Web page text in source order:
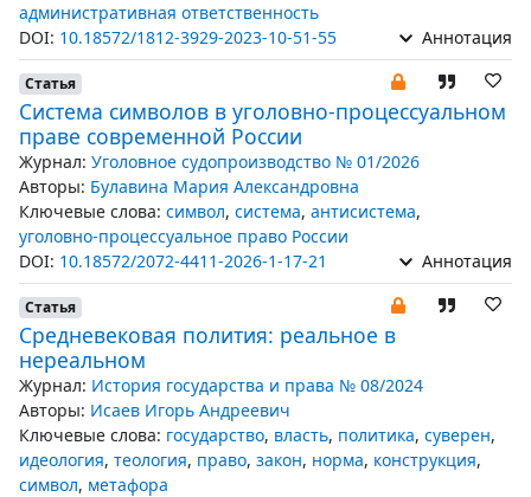
административная ответственность
DOI: 10.18572/1812-3929-2023-10-51-55 Аннотация
Статья
Система символов в уголовно-процессуальном
праве современной России
Журнал: Уголовное судопроизводство № 01/2026
Авторы: Булавина Мария Александровна
Ключевые слова: символ, система, антисистема,
уголовно-процессуальное право России
DOI: 10.18572/2072-4411-2026-1-17-21 Аннотация
Статья
Средневековая полития: реальное в
нереальном
Журнал: История государства и права № 08/2024
Авторы: Исаев Игорь Андреевич
Ключевые слова: государство, власть, политика, суверен,
идеология, теология, право, закон, норма, конструкция,
символ, метафора